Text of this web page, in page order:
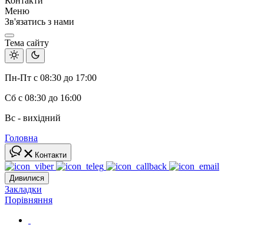
Меню
Зв'язатись з нами
Тема сайту
Пн-Пт с 08:30 до 17:00
Сб с 08:30 до 16:00
Вс - вихідний
Головна
Контакти
Дивилися
Закладки
Порівняння